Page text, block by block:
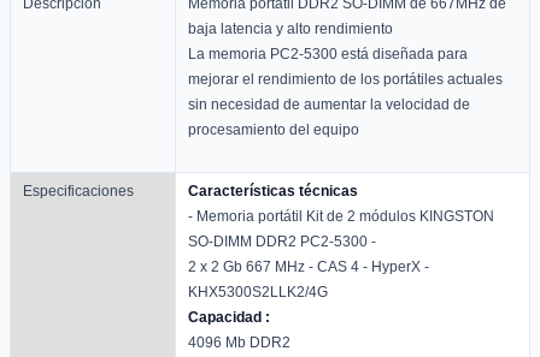
baja latencia y alto rendimiento
La memoria PC2-5300 está diseñada para
mejorar el rendimiento de los portátiles actuales
sin necesidad de aumentar la velocidad de
procesamiento del equipo
Especificaciones
Características técnicas
- Memoria portátil Kit de 2 módulos KINGSTON
SO-DIMM DDR2 PC2-5300 -
2 x 2 Gb 667 MHz - CAS 4 - HyperX -
KHX5300S2LLK2/4G
Capacidad :
4096 Mb DDR2